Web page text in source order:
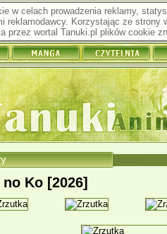
w celach prowadzenia reklamy,
reklamodawcy. Korzystając ze
przez wortal Tanuki.pl plików cookie
Ko [2026]